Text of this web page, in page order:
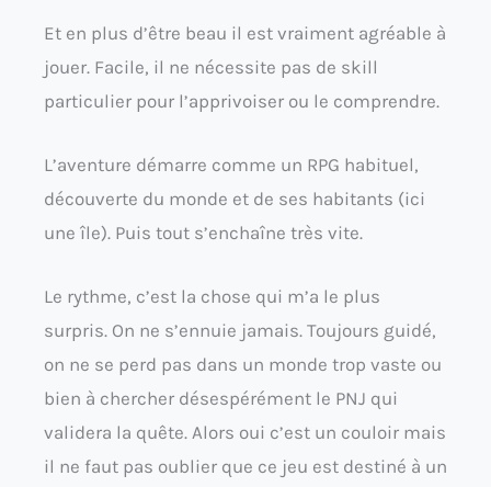
Et en plus d’être beau il est vraiment agréable à
jouer. Facile, il ne nécessite pas de skill
particulier pour l’apprivoiser ou le comprendre.
L’aventure démarre comme un RPG habituel,
découverte du monde et de ses habitants (ici
une île). Puis tout s’enchaîne très vite.
Le rythme, c’est la chose qui m’a le plus
surpris. On ne s’ennuie jamais. Toujours guidé,
on ne se perd pas dans un monde trop vaste ou
bien à chercher désespérément le PNJ qui
validera la quête. Alors oui c’est un couloir mais
il ne faut pas oublier que ce jeu est destiné à un